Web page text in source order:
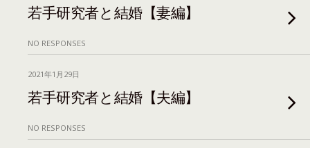
若手研究者と結婚【妻編】
NO RESPONSES
2021年1月29日
若手研究者と結婚【夫編】
NO RESPONSES